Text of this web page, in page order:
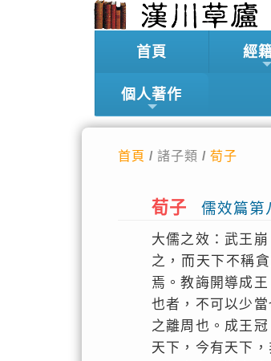
首頁 經
個人著作
首頁 / 諸子類 / 荀子
荀子 儒效篇第
大儒之效：武王
之，而天下不稱
焉。教誨開導成
也者，不可以少
之離周也。成王
天下，今有天下